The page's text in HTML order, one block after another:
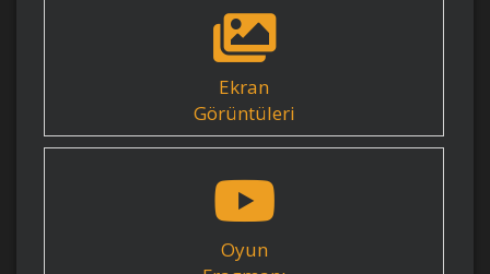
Ekran
Görüntüleri
Oyun